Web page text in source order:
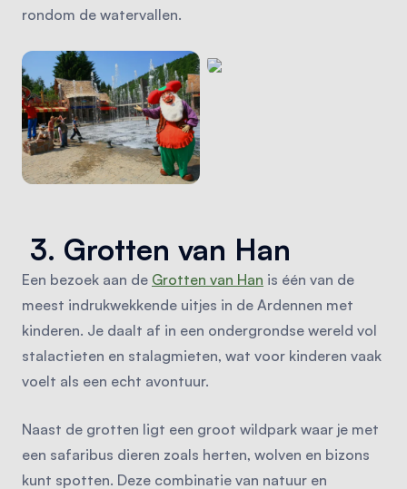
rondom de watervallen.
3. Grotten van Han
Een bezoek aan de Grotten van Han is één van de
meest indrukwekkende uitjes in de Ardennen met
kinderen. Je daalt af in een ondergrondse wereld vol
stalactieten en stalagmieten, wat voor kinderen vaak
voelt als een echt avontuur.
Naast de grotten ligt een groot wildpark waar je met
een safaribus dieren zoals herten, wolven en bizons
kunt spotten. Deze combinatie van natuur en